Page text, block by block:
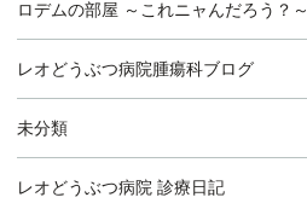
ロデムの部屋 ～これニャんだろう？～
レオどうぶつ病院腫瘍科ブログ
未分類
レオどうぶつ病院 診療日記